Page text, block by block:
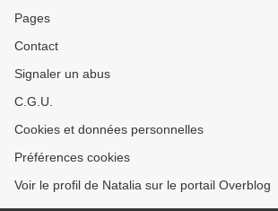
Pages
Contact
Signaler un abus
C.G.U.
Cookies et données personnelles
Préférences cookies
Voir le profil de Natalia sur le portail Overblog